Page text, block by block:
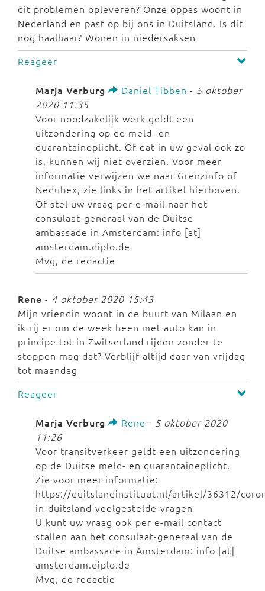
dit problemen opleveren? Onze oppas woont in
Nederland en past op bij ons in Duitsland. Is dit
nog haalbaar? Wonen in niedersaksen
Reageer
Marja Verburg Daniel Tibben - 5 oktober
2020 11:35
Voor noodzakelijk werk geldt een
uitzondering op de meld- en
quarantaineplicht. Of dat in uw geval ook zo
is, kunnen wij niet overzien. Voor meer
informatie verwijzen we naar Grenzinfo of
Nedubex, zie links in het artikel hierboven.
Of stel uw vraag per e-mail naar het
consulaat-generaal van de Duitse
ambassade in Amsterdam: info [at]
amsterdam.diplo.de
Mvg, de redactie
Rene - 4 oktober 2020 15:43
Mijn vriendin woont in de buurt van Milaan en
ik rij er om de week heen met auto kan in
principe tot in Zwitserland rijden zonder te
stoppen mag dat? Verblijf altijd daar van vrijdag
tot maandag
Reageer
Marja Verburg Rene - 5 oktober 2020
11:26
Voor transitverkeer geldt een uitzondering
op de Duitse meld- en quarantaineplicht.
Zie voor meer informatie:
https://duitslandinstituut.nl/artikel/36312/
in-duitsland-veelgestelde-vragen
U kunt uw vraag ook per e-mail contact
stallen aan het consulaat-generaal van de
Duitse ambassade in Amsterdam: info [at]
amsterdam.diplo.de
Mvg, de redactie